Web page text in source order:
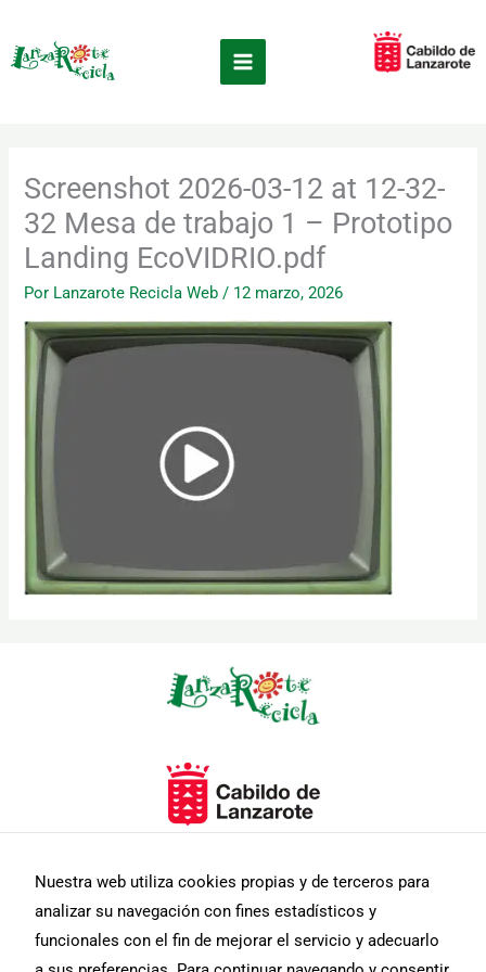
contenido
Screenshot 2026-03-12 at 12-32-
32 Mesa de trabajo 1 – Prototipo
Landing EcoVIDRIO.pdf
Por Lanzarote Recicla Web / 12 marzo, 2026
Nuestra web utiliza cookies propias y de terceros para
analizar su navegación con fines estadísticos y
funcionales con el fin de mejorar el servicio y adecuarlo
Necesarias
Estas
Son
necesarias
para que
web.
Estadísticas
Para que